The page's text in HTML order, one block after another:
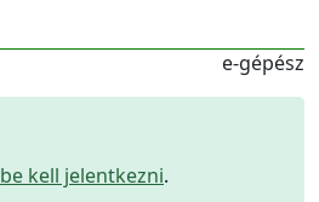
e-gépész
be kell jelentkezni.